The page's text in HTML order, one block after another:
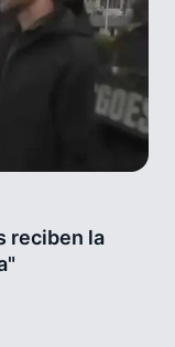
reciben la